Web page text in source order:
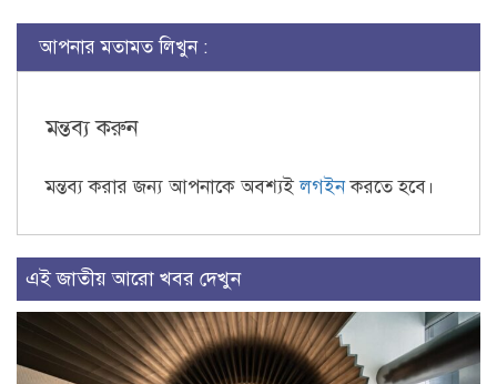
আপনার মতামত লিখুন :
মন্তব্য করুন
মন্তব্য করার জন্য আপনাকে অবশ্যইলগইনকরতে হবে।
এই জাতীয় আরো খবর দেখুন